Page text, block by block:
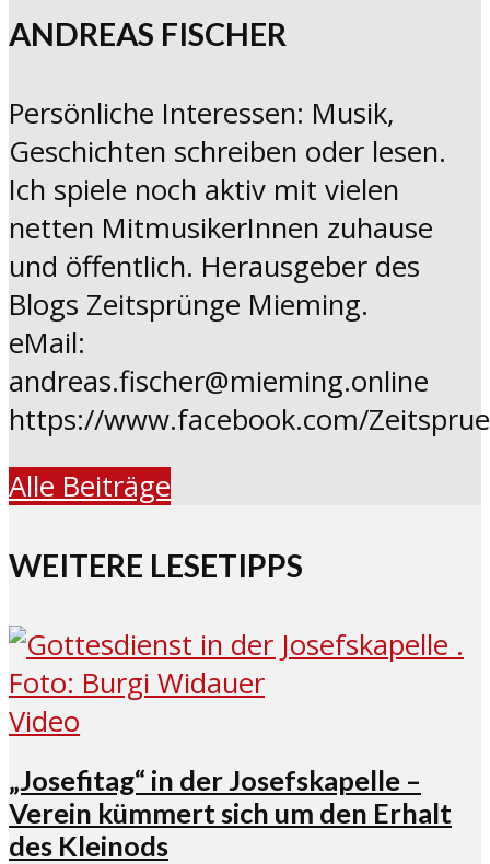
ANDREAS FISCHER
Persönliche Interessen: Musik,
Geschichten schreiben oder lesen.
Ich spiele noch aktiv mit vielen
netten MitmusikerInnen zuhause
und öffentlich. Herausgeber des
Blogs Zeitsprünge Mieming.
eMail:
andreas.fischer@mieming.online
https://www.facebook.com/
Alle Beiträge
WEITERE LESETIPPS
Video
„Josefitag“ in der Josefskapelle –
Verein kümmert sich um den Erhalt
des Kleinods